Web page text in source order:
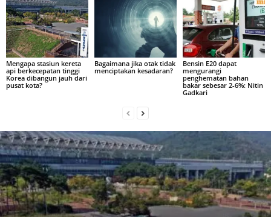
Mengapa stasiun kereta
api berkecepatan tinggi
Korea dibangun jauh dari
pusat kota?
Bagaimana jika otak tidak
menciptakan kesadaran?
Bensin E20 dapat
mengurangi
penghematan bahan
bakar sebesar 2-6%: Nitin
Gadkari